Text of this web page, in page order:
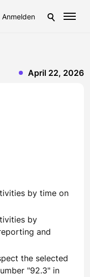
Anmelden
April 22, 2026
by time on
by
and
the selected
"92.3" in